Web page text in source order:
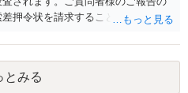
押令状を請求することは難しいと
とみる